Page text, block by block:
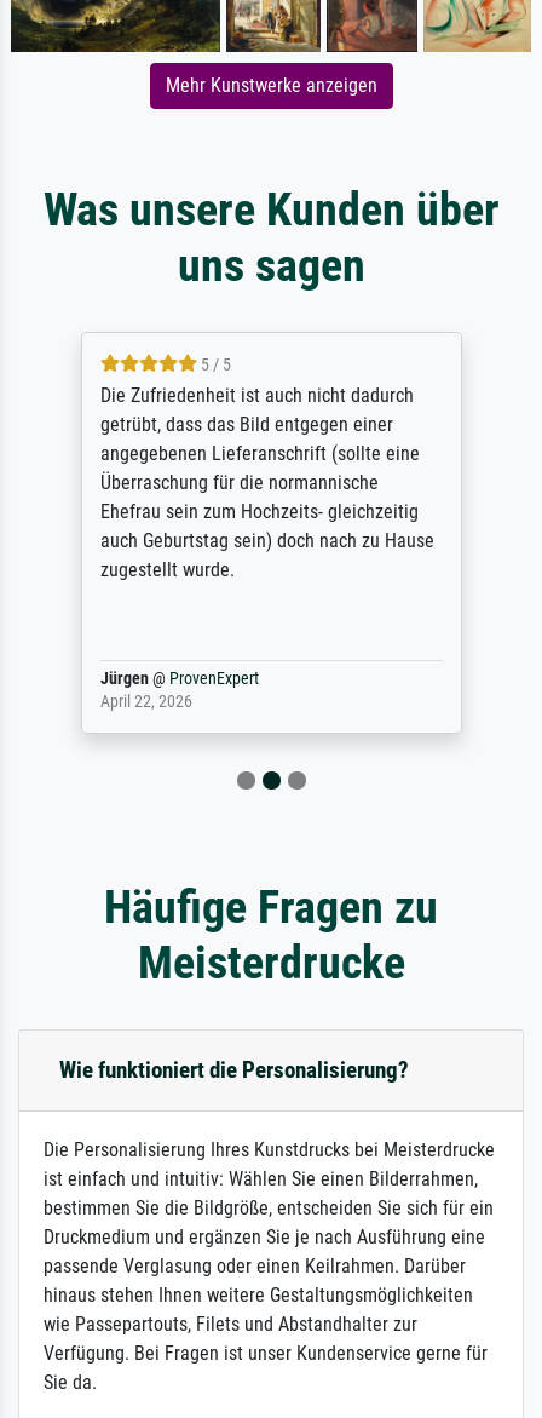
Mehr Kunstwerke anzeigen
Was unsere Kunden über
uns sagen
5 / 5
Die Zufriedenheit ist auch nicht dadurch
getrübt, dass das Bild entgegen einer
angegebenen Lieferanschrift (sollte eine
Überraschung für die normannische
Ehefrau sein zum Hochzeits- gleichzeitig
auch Geburtstag sein) doch nach zu Hause
zugestellt wurde.
Jürgen@ ProvenExpert
April 22, 2026
Häufige Fragen zu
Meisterdrucke
Wie funktioniert die Personalisierung?
Die Personalisierung Ihres Kunstdrucks bei Meisterdrucke
ist einfach und intuitiv: Wählen Sie einen Bilderrahmen,
bestimmen Sie die Bildgröße, entscheiden Sie sich für ein
Druckmedium und ergänzen Sie je nach Ausführung eine
passende Verglasung oder einen Keilrahmen. Darüber
hinaus stehen Ihnen weitere Gestaltungsmöglichkeiten
wie Passepartouts, Filets und Abstandhalter zur
Verfügung. Bei Fragen ist unser Kundenservice gerne für
Sie da.